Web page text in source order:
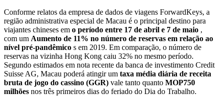
Conforme relatos da empresa de dados de viagens ForwardKeys, a
região administrativa especial de Macau é o principal destino para
viajantes chineses em o período entre 17 de abril e 7 de maio ,
com um Aumento de 11% no número de reservas em relação ao
nível pré-pandêmico s em 2019. Em comparação, o número de
reservas na vizinha Hong Kong caiu 32% no mesmo período.
Segundo estimados em nota recente da banca de investimento Credit
Suisse AG, Macau poderá atingir um taxa média diária de receita
bruta de jogo do cassino (GGR) vale tanto quanto MOP750
milhões nos três primeiros dias do feriado do Dia do Trabalho.